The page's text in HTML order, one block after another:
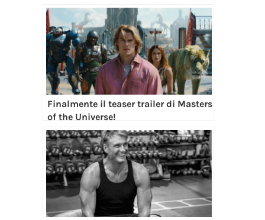
Finalmente il teaser trailer di Masters
of the Universe!